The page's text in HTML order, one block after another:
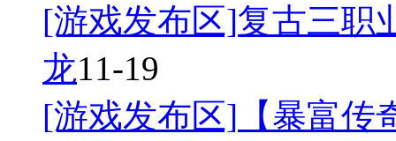
[游戏发布区]复古三职
龙11-19
[游戏发布区] 【暴富